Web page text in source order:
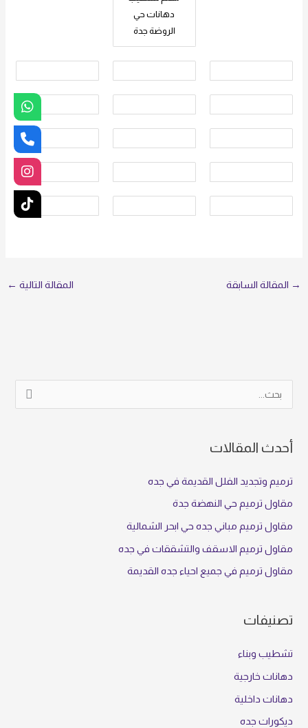
دهانات حي
الروضة جدة
→ المقالة السابقة المقالة التالية ←
ب
ث
أحدث المقالات
ترميم وتجديد الفلل القديمة في جده
مقاول ترميم حي النهضة جدة
مقاول ترميم مباني جده حي ابحر الشمالية
مقاول ترميم الاسقف والتشققات في جده
مقاول ترميم في جميع احياء جده القديمة
تصنيفات
تشطيب وبناء
دهانات خارجية
دهانات داخلية
ديكورات جده